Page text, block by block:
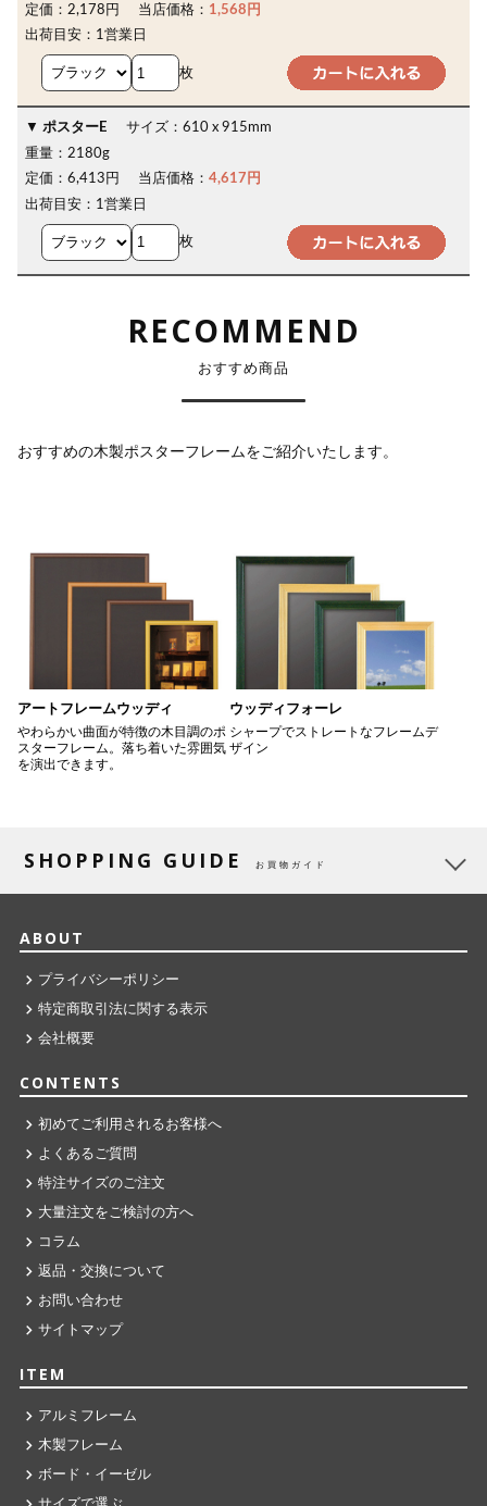
定価： 2,178円 当店価格： 1,568円
出荷目安： 1営業日
枚
ポスターE サイズ： 610 x 915mm
重量： 2180g
定価： 6,413円 当店価格：4,617円
出荷目安： 1営業日
枚
RECOMMEND
おすすめ商品
おすすめの木製ポスターフレームをご紹介いたします。
アートフレームウッディ
やわらかい曲面が特徴の木目調のポ
スターフレーム。落ち着いた雰囲気
を演出できます。
ウッディフォーレ
シャープでストレートなフレームデ
ザイン
SHOPPING GUIDE お買物ガイド
ABOUT
プライバシーポリシー
特定商取引法に関する表示
会社概要
CONTENTS
初めてご利用されるお客様へ
よくあるご質問
特注サイズのご注文
大量注文をご検討の方へ
コラム
返品・交換について
お問い合わせ
サイトマップ
ITEM
アルミフレーム
木製フレーム
ボード・イーゼル